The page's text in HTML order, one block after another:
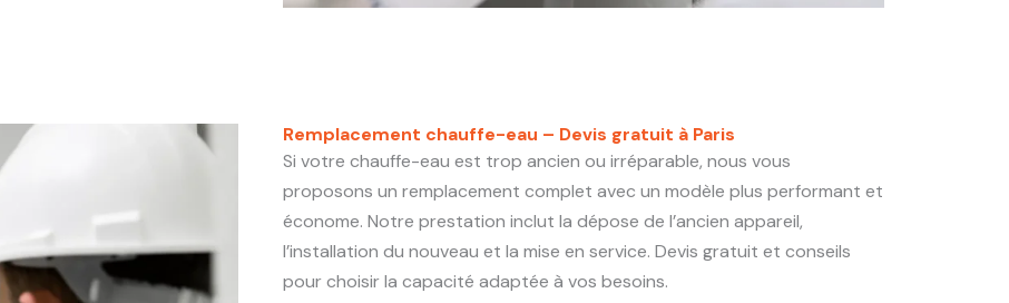
Remplacement chauffe-eau – Devis gratuit à Paris
Si votre chauffe-eau est trop ancien ou irréparable, nous vous
proposons un remplacement complet avec un modèle plus performant et
économe. Notre prestation inclut la dépose de l’ancien appareil,
l’installation du nouveau et la mise en service. Devis gratuit et conseils
pour choisir la capacité adaptée à vos besoins.